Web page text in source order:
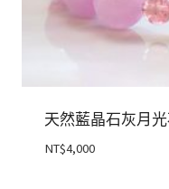
天然藍晶石灰月
NT$4,000